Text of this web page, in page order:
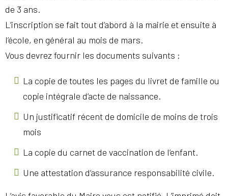
de 3 ans.
L’inscription se fait tout d’abord à la mairie et ensuite à
l’école, en général au mois de mars.
Vous devrez fournir les documents suivants :
La copie de toutes les pages du livret de famille ou
copie intégrale d’acte de naissance.
Un justificatif récent de domicile de moins de trois
mois
La copie du carnet de vaccination de l’enfant.
Une attestation d’assurance responsabilité civile.